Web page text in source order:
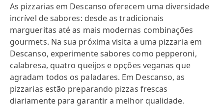
As pizzarias em Descanso oferecem uma diversidade
incrível de sabores: desde as tradicionais
margueritas até as mais modernas combinações
gourmets. Na sua próxima visita a uma pizzaria em
Descanso, experimente sabores como pepperoni,
calabresa, quatro queijos e opções veganas que
agradam todos os paladares. Em Descanso, as
pizzarias estão preparando pizzas frescas
diariamente para garantir a melhor qualidade.